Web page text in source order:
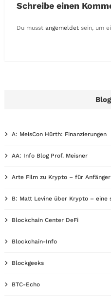
Schreibe einen
Du musst angemeldet sein, um
A: MeisCon Hürth: Finanzierungen
AA: Info Blog Prof. Meisner
Arte Film zu Krypto – für Anfänger
B: Matt Levine über Krypto – eine
Blockchain Center DeFi
Blockchain-Info
Blockgeeks
BTC-Echo